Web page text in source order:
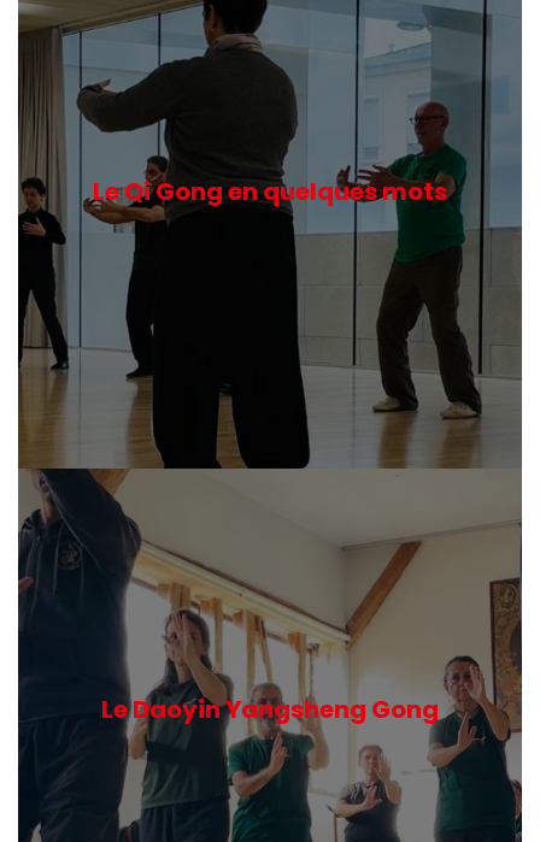
Le Qi Gong en quelques mots
Le Daoyin Yangsheng Gong